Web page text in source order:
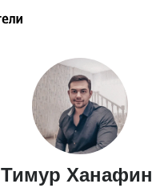
Тимур Ханафин